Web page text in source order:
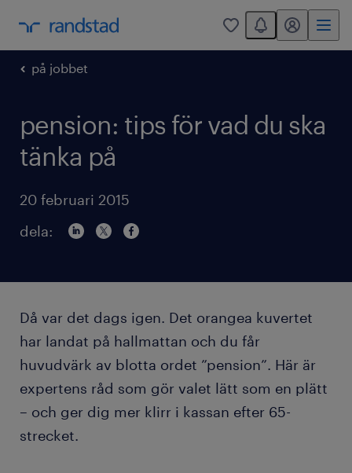
0
You have 0
mitt randstad
på jobbet
pension: tips för vad du ska
tänka på
20 februari 2015
dela:
Då var det dags igen. Det orangea kuvertet
har landat på hallmattan och du får
huvudvärk av blotta ordet ”pension”. Här är
expertens råd som gör valet lätt som en plätt
– och ger dig mer klirr i kassan efter 65-
strecket.